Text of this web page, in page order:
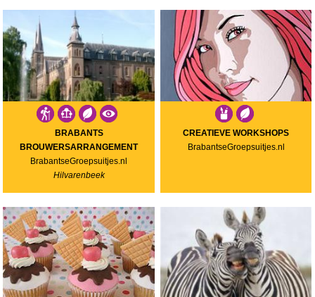
BRABANTS
BROUWERSARRANGEMENT
BrabantseGroepsuitjes.nl
Hilvarenbeek
CREATIEVE WORKSHOPS
BrabantseGroepsuitjes.nl